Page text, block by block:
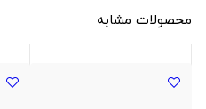
محصولات مشابه